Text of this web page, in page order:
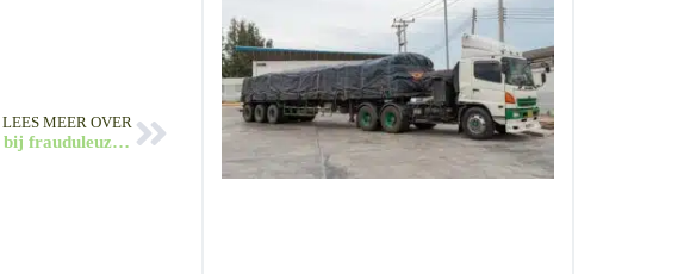
LEES MEER OVER
Bank aansprakelijk vanwege niet ingrijpen bij frauduleuze betalingen